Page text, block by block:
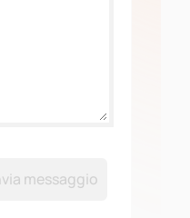
messaggio